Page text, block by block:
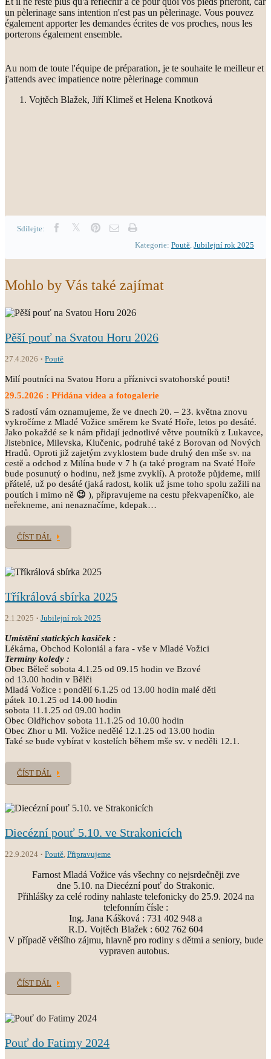
un pèlerinage sans intention n'est pas un pèlerinage. Vous pouvez
également apporter les demandes écrites de vos proches, nous les
porterons également ensemble.
Au nom de toute l'équipe de préparation, je te souhaite le meilleur et
j'attends avec impatience notre pèlerinage commun
Vojtěch Blažek, Jiří Klimeš et Helena Knotková
Sdílejte:
Kategorie: Poutě, Jubilejní rok 2025
Mohlo by Vás také zajímat
Pěší pouť na Svatou Horu 2026
27.4.2026 Poutě
Milí poutníci na Svatou Horu a příznivci svatohorské pouti!
29.5.2026 : Přidána videa a fotogalerie
S radostí vám oznamujeme, že ve dnech 20. – 23. května znovu
vykročíme z Mladé Vožice směrem ke Svaté Hoře, letos po desáté.
Jako pokaždé se k nám přidají jednotlivé větve poutníků z Lukavce,
Jistebnice, Milevska, Klučenic, podruhé také z Borovan od Nových
Hradů. Oproti již zajetým zvyklostem bude druhý den mše sv. na
cestě a odchod z Milína bude v 7 h (a také program na Svaté Hoře
bude posunutý o hodinu, než jsme zvyklí). A protože půjdeme, milí
přátelé, už po desáté (jaká radost, kolik už jsme toho spolu zažili na
poutích i mimo ně 😉 ), připravujeme na cestu překvapeníčko, ale
neřekneme, ani nenaznačíme, kdepak…
ČÍST DÁL
Tříkrálová sbírka 2025
2.1.2025 Jubilejní rok 2025
Umístění statických kasiček :
Lékárna, Obchod Koloniál a fara - vše v Mladé Vožici
Termíny koledy :
Obec Běleč sobota 4.1.25 od 09.15 hodin ve Bzové
od 13.00 hodin v Bělči
Mladá Vožice : pondělí 6.1.25 od 13.00 hodin malé děti
pátek 10.1.25 od 14.00 hodin
sobota 11.1.25 od 09.00 hodin
Obec Oldřichov sobota 11.1.25 od 10.00 hodin
Obec Zhor u Ml. Vožice nedělé 12.1.25 od 13.00 hodin
Také se bude vybírat v kostelích během mše sv. v neděli 12.1.
ČÍST DÁL
Diecézní pouť 5.10. ve Strakonicích
22.9.2024 Poutě, Připravujeme
Farnost Mladá Vožice vás všechny co nejsrdečněji zve
dne 5.10. na Diecézní pouť do Strakonic.
Přihlášky za celé rodiny nahlaste telefonicky do 25.9. 2024 na
telefonním čísle :
Ing. Jana Kášková : 731 402 948 a
R.D. Vojtěch Blažek : 602 762 604
V případě většího zájmu, hlavně pro rodiny s dětmi a seniory, bude
vypraven autobus.
ČÍST DÁL
Pouť do Fatimy 2024